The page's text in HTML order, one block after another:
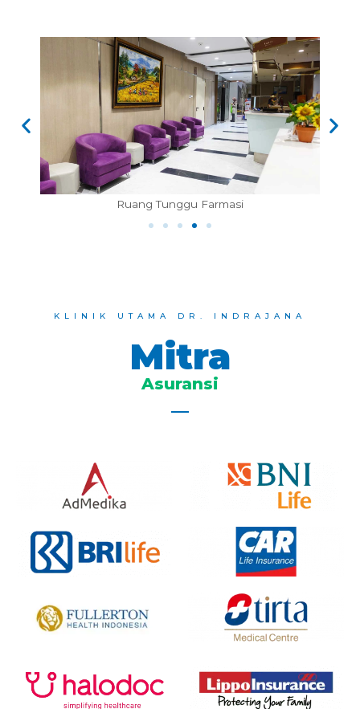
KLINIK UTAMA DR. INDRAJANA
Mitra
Asuransi